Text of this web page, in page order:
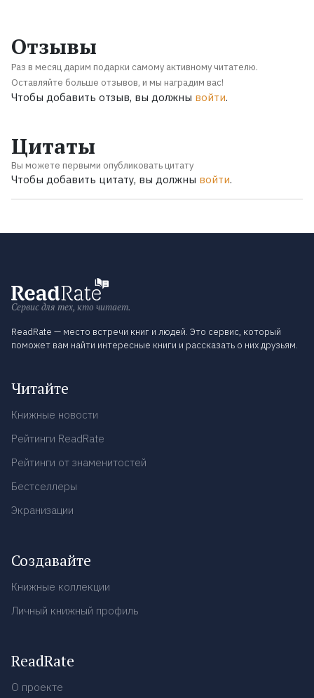
Отзывы
Раз в месяц дарим подарки самому активному читателю.
Оставляйте больше отзывов, и мы наградим вас!
Чтобы добавить отзыв, вы должны войти.
Цитаты
Вы можете первыми опубликовать цитату
Чтобы добавить цитату, вы должны войти.
Сервис для тех, кто читает.
ReadRate — место встречи книг и людей. Это сервис, который
поможет вам найти интересные книги и рассказать о них друзьям.
Читайте
Книжные новости
Рейтинги ReadRate
Рейтинги от знаменитостей
Бестселлеры
Экранизации
Создавайте
Книжные коллекции
Личный книжный профиль
ReadRate
О проекте